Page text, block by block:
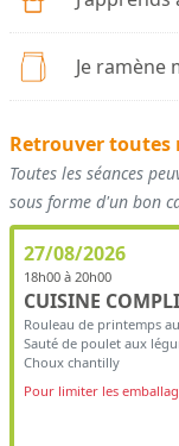
Je ramène
Retrouver toutes
Toutes les séances
sous forme d'un bon
27/08/2026
18h00 à 20h00
CUISINE
Rouleau de printemps
Sauté de poulet aux
Choux chantilly
Pour limiter les